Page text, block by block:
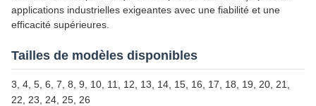
applications industrielles exigeantes avec une fiabilité et une
efficacité supérieures.
Tailles de modèles disponibles
3, 4, 5, 6, 7, 8, 9, 10, 11, 12, 13, 14, 15, 16, 17, 18, 19, 20, 21,
22, 23, 24, 25, 26